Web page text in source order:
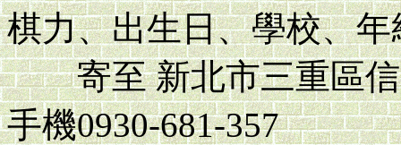
棋力、出生日、學校、年
寄至 新北市三重區信
手機0930-681-357